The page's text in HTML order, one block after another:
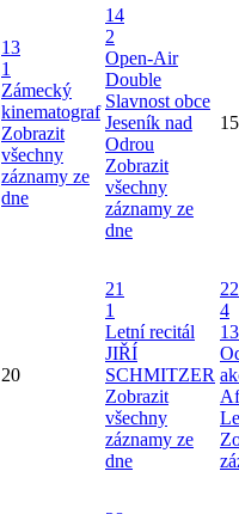
13
1
Zámecký
kinematograf
Zobrazit
všechny
záznamy ze
dne
14
2
Open-Air
Double
Slavnost obce
Jeseník nad
Odrou
Zobrazit
všechny
záznamy ze
dne
15
20
21
1
Letní recitál
JIŘÍ
SCHMITZER
Zobrazit
všechny
záznamy ze
dne
22
4